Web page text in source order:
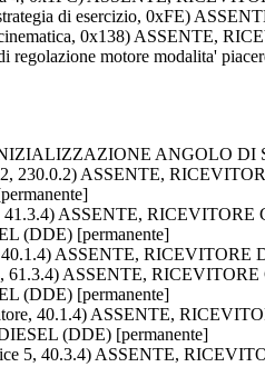
di esercizio, 0xFE)
0x138) ASSENTE,
regolazione motore modalita'
ANGOLO DI
2, 230.0.2) ASSENTE,
41.3.4) ASSENTE,
(DDE) [permanente]
ASSENTE,
61.3.4) ASSENTE,
(DDE) [permanente]
40.1.4) ASSENTE,
(DDE) [permanente]
5, 40.3.4) ASSENTE,